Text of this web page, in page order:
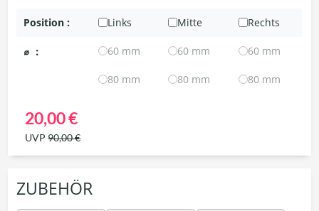
Position : Links Mitte Rechts
⌀ : 60 mm 60 mm 60 mm
80 mm 80 mm 80 mm
20,00 €
UVP90,00 €
ZUBEHÖR